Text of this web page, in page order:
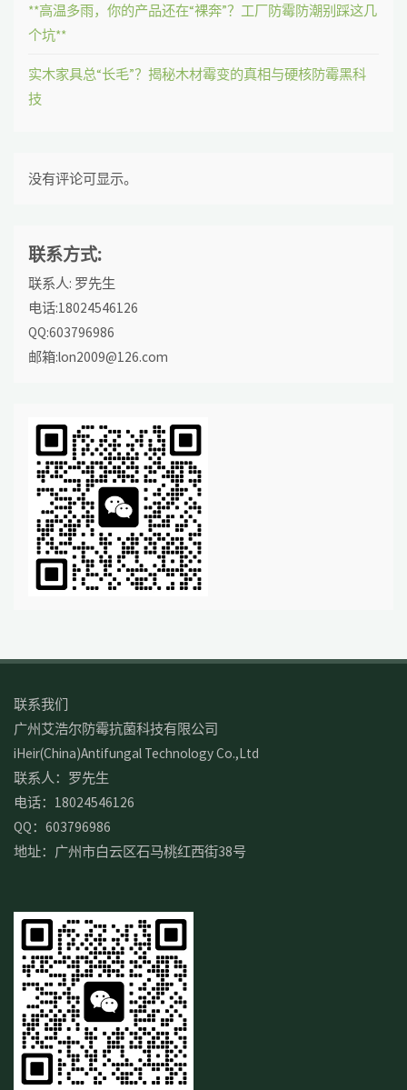
**高温多雨，你的产品还在“裸奔”？工厂防霉防潮别踩这几
个坑**
实木家具总“长毛”？揭秘木材霉变的真相与硬核防霉黑科
技
没有评论可显示。
联系方式:
联系人: 罗先生
电话:18024546126
QQ:603796986
邮箱:lon2009@126.com
联系我们
广州艾浩尔防霉抗菌科技有限公司
iHeir(China)Antifungal Technology Co.,Ltd
联系人：罗先生
电话：18024546126
QQ：603796986
地址：广州市白云区石马桃红西街38号